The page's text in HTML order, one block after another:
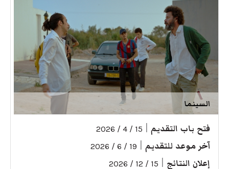
السينما
فتح باب التقديم 15 / 4 / 2026
آخر موعد للتقديم 19 / 6 / 2026
إعلان النتائج 15 / 12 / 2026